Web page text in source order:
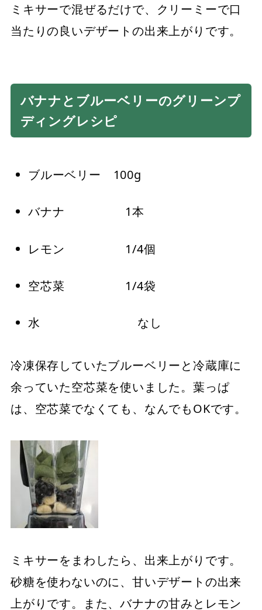
ミキサーで混ぜるだけで、クリーミーで口
当たりの良いデザートの出来上がりです。
バナナとブルーベリーのグリーンプ
ディングレシピ
ブルーベリー 100g
バナナ 1本
レモン 1/4個
空芯菜 1/4袋
水 なし
冷凍保存していたブルーベリーと冷蔵庫に
余っていた空芯菜を使いました。葉っぱ
は、空芯菜でなくても、なんでもOKです。
ミキサーをまわしたら、出来上がりです。
砂糖を使わないのに、甘いデザートの出来
上がりです。また、バナナの甘みとレモン